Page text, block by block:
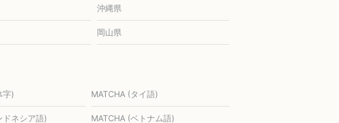
沖縄県
岡山県
字) MATCHA (タイ語)
ドネシア語) MATCHA (ベトナム語)